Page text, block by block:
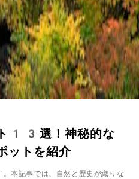
13選！神秘的な
ットを紹介
本記事では、自然と歴史が織りな